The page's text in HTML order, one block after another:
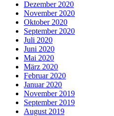
Dezember 2020
November 2020
Oktober 2020
September 2020
Juli 2020
Juni 2020
Mai 2020
März 2020
Februar 2020
Januar 2020
November 2019
September 2019
August 2019